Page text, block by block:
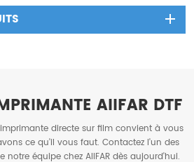
AIIFAR DTF
directe sur film convient à vous
ce qu'il vous faut. Contactez l'un des
notre équipe chez AIIFAR dès aujourd'hui.